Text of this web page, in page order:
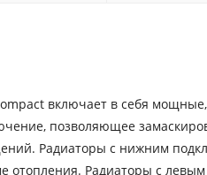
включает в себя
позволяющее
Радиаторы с нижним
отопления. Радиаторы с